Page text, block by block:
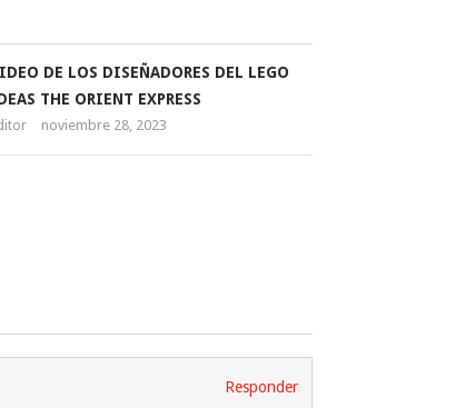
DE LOS DISEÑADORES DEL LEGO
THE ORIENT EXPRESS
noviembre 28, 2023
Responder